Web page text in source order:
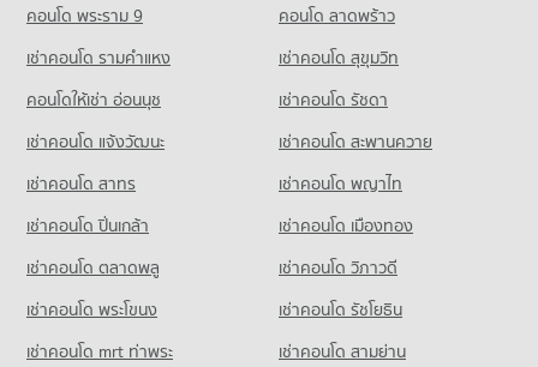
มีคอนโดขาย 446 ประกาศ
คอนโด ไทวัสดุ ศาลายา
64 โครงการ
คอนโดให้เช่า ไทวัสดุ ศาลายา
มีคอนโดให้เช่า 166 ประกาศ
ขายคอนโด ไทวัสดุ ศาลายา
มีคอนโดขาย 216 ประกาศ
คอนโด พระราม 9
คอนโด ลาดพร้าว
เช่าคอนโด รามคําแหง
เช่าคอนโด สุขุมวิท
คอนโดให้เช่า อ่อนนุช
เช่าคอนโด รัชดา
เช่าคอนโด แจ้งวัฒนะ
เช่าคอนโด สะพานควาย
เช่าคอนโด สาทร
เช่าคอนโด พญาไท
เช่าคอนโด ปิ่นเกล้า
เช่าคอนโด เมืองทอง
เช่าคอนโด ตลาดพลู
เช่าคอนโด วิภาวดี
เช่าคอนโด พระโขนง
เช่าคอนโด รัชโยธิน
เช่าคอนโด mrt ท่าพระ
เช่าคอนโด สามย่าน